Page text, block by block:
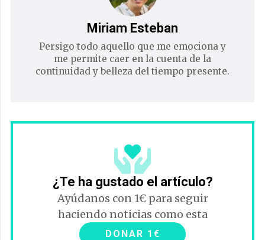
Miriam Esteban
Persigo todo aquello que me emociona y
me permite caer en la cuenta de la
continuidad y belleza del tiempo presente.
¿Te ha gustado el artículo?
Ayúdanos con 1€ para seguir
haciendo noticias como esta
DONAR 1€